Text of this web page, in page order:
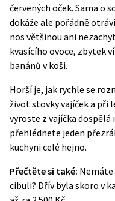
červených oček. Sama o
dokáže ale pořádně
nos většinou ani
kvasícího ovoce, zbytek
banánů v koši.
Horší je, jak rychle se
život stovky vajíček a
vyroste z vajíčka dospělá
přehlédnete jeden
kuchyni celé hejno.
Přečtěte si také: Nemáte
cibuli? Dřív byla skoro v